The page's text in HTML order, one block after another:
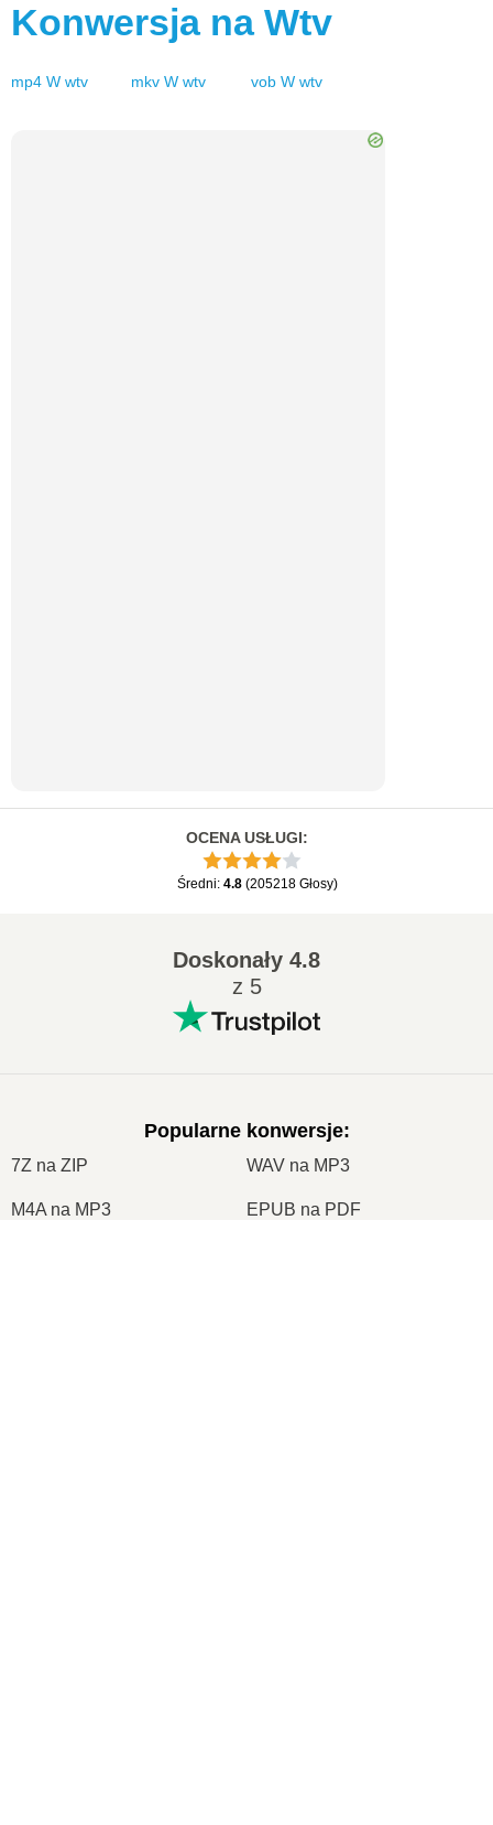
Konwersja na Wtv
mp4 W wtv mkv W wtv vob W wtv
OCENA USŁUGI:
Średni: 4.8 (205218 Głosy)
Doskonały 4.8
z 5
Popularne konwersje:
7Z na ZIP WAV na MP3
M4A na MP3 EPUB na PDF